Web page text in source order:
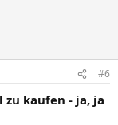
#6
zu kaufen - ja, ja